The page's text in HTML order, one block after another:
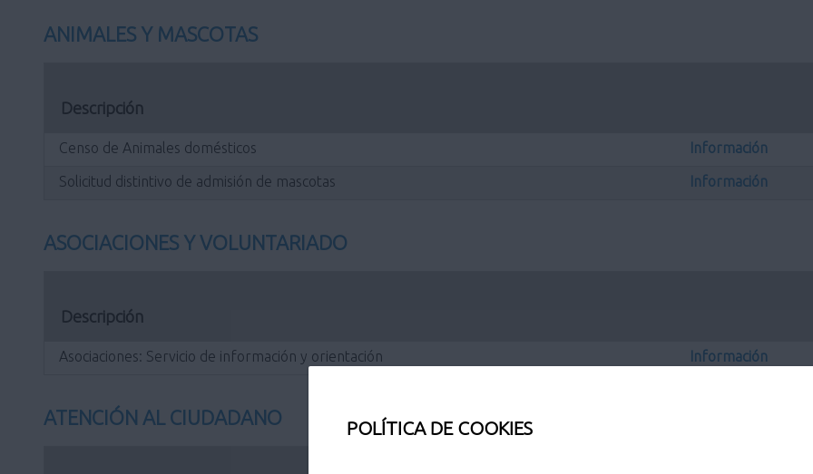
POLÍTICA DE COOKIES
ANIMALES Y MASCOTAS
Descripción
Censo de Animales domésticos Información
Solicitud distintivo de admisión de mascotas Información
ASOCIACIONES Y VOLUNTARIADO
Descripción
Asociaciones: Servicio de información y orientación Información
ATENCIÓN AL CIUDADANO